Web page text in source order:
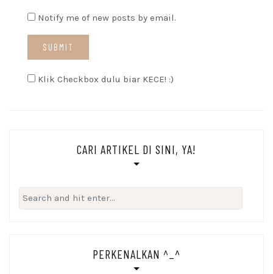
Notify me of new posts by email.
Klik Checkbox dulu biar KECE! :)
CARI ARTIKEL DI SINI, YA!
Search
for:
PERKENALKAN ^_^